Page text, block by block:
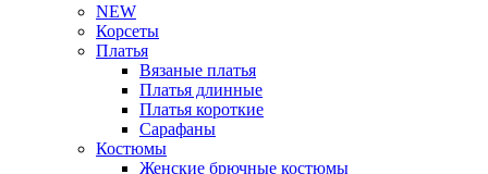
NEW
Корсеты
Платья
Вязаные платья
Платья длинные
Платья короткие
Сарафаны
Костюмы
Женские брючные костюмы